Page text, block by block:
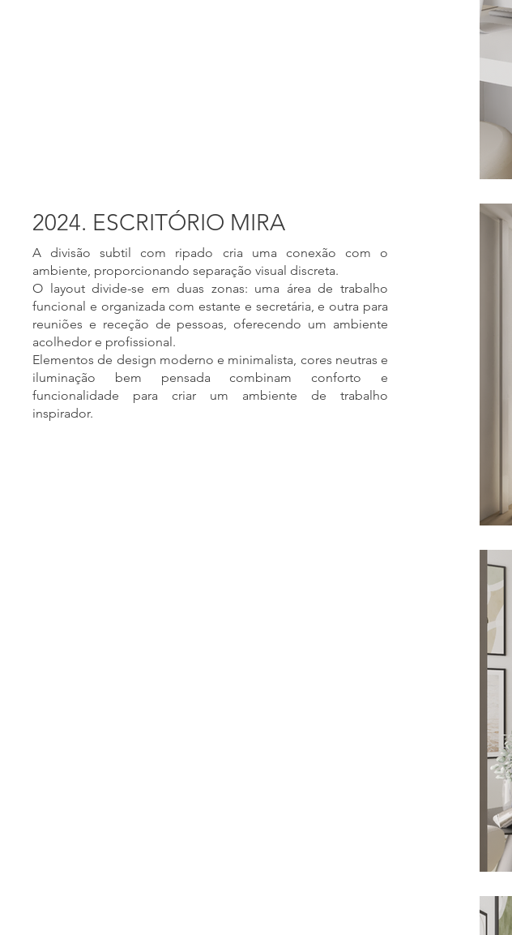
2024. ESCRITÓRIO MIRA
A divisão subtil com ripado cria uma conexão com o
ambiente, proporcionando separação visual discreta.
O layout divide-se em duas zonas: uma área de trabalho
funcional e organizada com estante e secretária, e outra para
reuniões e receção de pessoas, oferecendo um ambiente
acolhedor e profissional.
Elementos de design moderno e minimalista, cores neutras e
iluminação bem pensada combinam conforto e
funcionalidade para criar um ambiente de trabalho
inspirador.